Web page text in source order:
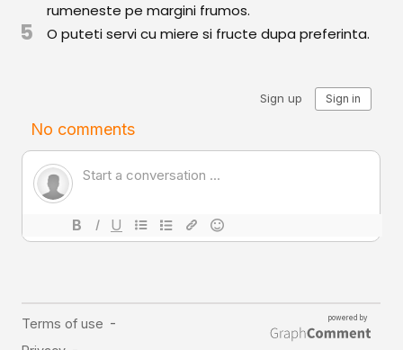
Librărie
Regulament de postare
CONCURS
rumeneste pe margini frumos.
5 O puteti servi cu miere si fructe dupa preferinta.